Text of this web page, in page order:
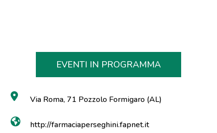
EVENTI IN PROGRAMMA
Via Roma, 71 Pozzolo Formigaro (AL)
http://farmaciaperseghini.fapnet.it